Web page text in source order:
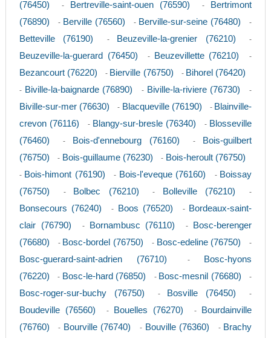
(76450)
- Bertreville-saint-ouen (76590) -
Bertrimont
(76890)
- Berville (76560) - Berville-sur-seine (76480) -
Betteville (76190) - Beuzeville-la-grenier (76210) -
Beuzeville-la-guerard (76450) - Beuzevillette (76210) -
Bezancourt (76220) - Bierville (76750) - Bihorel (76420)
- Biville-la-baignarde (76890) - Biville-la-riviere (76730) -
Biville-sur-mer (76630) - Blacqueville (76190) - Blainville-
crevon (76116)
- Blangy-sur-bresle (76340) - Blosseville
(76460)
- Bois-d'ennebourg (76160) -
Bois-guilbert
(76750)
- Bois-guillaume (76230) - Bois-heroult (76750)
- Bois-himont (76190) - Bois-l'eveque (76160) - Boissay
(76750)
- Bolbec (76210) - Bolleville (76210) -
Bonsecours (76240) - Boos (76520) - Bordeaux-saint-
clair (76790)
- Bornambusc (76110) -
Bosc-berenger
(76680)
- Bosc-bordel (76750) - Bosc-edeline (76750) -
Bosc-guerard-saint-adrien (76710) -
Bosc-hyons
(76220)
- Bosc-le-hard (76850) - Bosc-mesnil (76680) -
Bosc-roger-sur-buchy (76750) - Bosville (76450) -
Boudeville (76560) - Bouelles (76270) -
Bourdainville
(76760)
- Bourville (76740) - Bouville (76360) - Brachy